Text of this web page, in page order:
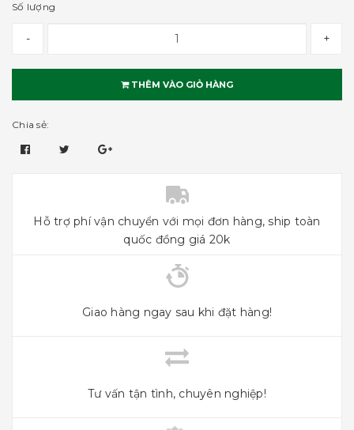
Số lượng
- +
THÊM VÀO GIỎ HÀNG
Chia sẻ:
Hỗ trợ phí vận chuyển với mọi đơn hàng, ship toàn
quốc đồng giá 20k
Giao hàng ngay sau khi đặt hàng!
Tư vấn tận tình, chuyên nghiệp!